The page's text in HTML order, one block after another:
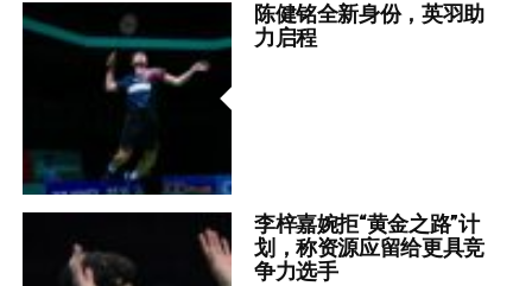
陈健铭全新身份，英羽助
力启程
李梓嘉婉拒“黄金之路”计
划，称资源应留给更具竞
争力选手